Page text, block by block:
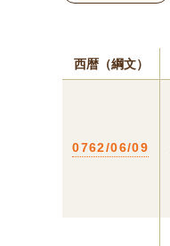
西暦（綱文）
0762/06/09